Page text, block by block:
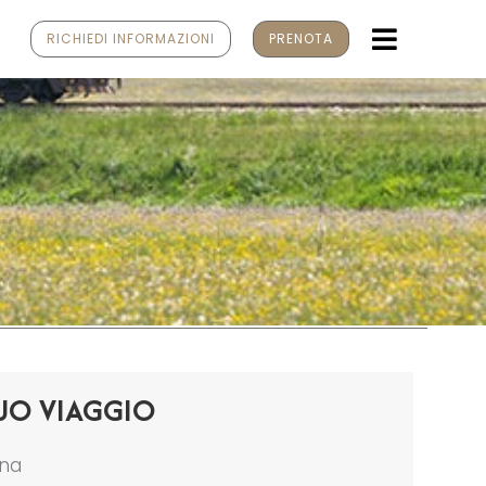
RICHIEDI INFORMAZIONI PRENOTA
VIAGGIO